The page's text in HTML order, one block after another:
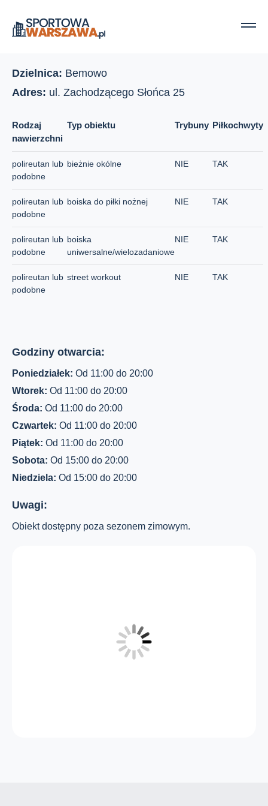
Strona główna Boiska szkolne
Szkoła Podstawowa nr 357
Dzielnica: Bemowo
Adres: ul. Zachodzącego Słońca 25
Rodzaj
nawierzchni
Typ obiektu Trybuny Piłkochwyty
polireutan lub
podobne
bieżnie okólne NIE TAK
polireutan lub
podobne
boiska do piłki nożnej NIE TAK
polireutan lub
podobne
boiska
uniwersalne/wielozadaniowe
NIE TAK
polireutan lub
podobne
street workout NIE TAK
Godziny otwarcia:
Poniedziałek: Od 11:00 do 20:00
Wtorek: Od 11:00 do 20:00
Środa: Od 11:00 do 20:00
Czwartek: Od 11:00 do 20:00
Piątek: Od 11:00 do 20:00
Sobota: Od 15:00 do 20:00
Niedziela: Od 15:00 do 20:00
Uwagi:
Obiekt dostępny poza sezonem zimowym.